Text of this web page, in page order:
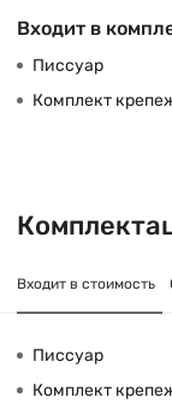
Входит в
Писсуар
Комплект
Входит в стоимость
Писсуар
Комплект